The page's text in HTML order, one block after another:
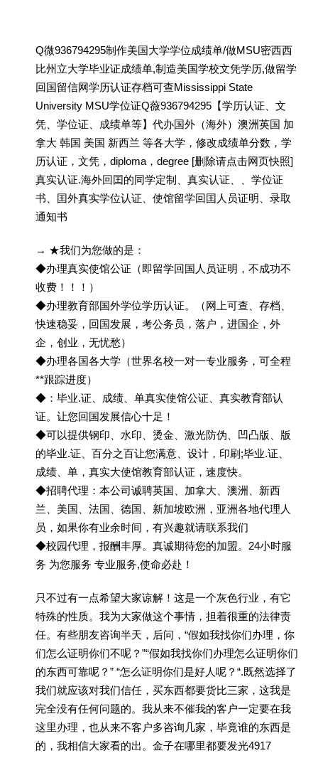
Q微936794295制作美国大学学位成绩单/做MSU密西西
比州立大学毕业证成绩单,制造美国学校文凭学历,做留学
回国留信网学历认证存档可查Mississippi State
University MSU学位证Q薇936794295【学历认证、文
凭、学位证、成绩单等】代办国外（海外）澳洲英国 加
拿大 韩国 美国 新西兰 等各大学，修改成绩单分数，学
历认证，文凭，diploma，degree [删除请点击网页快照]
真实认证.海外回囯的同学定制、真实认证、、学位证
书、囯外真实学位认证、使馆留学回囯人员证明、录取
通知书
→ ★我们为您做的是：
◆办理真实使馆公证（即留学回国人员证明，不成功不
收费！！！）
◆办理教育部国外学位学历认证。（网上可查、存档、
快速稳妥，回国发展，考公务员，落户，进国企，外
企，创业，无忧愁）
◆办理各国各大学（世界名校一对一专业服务，可全程
**跟踪进度）
◆：毕业.证、成绩、单真实使馆公证、真实教育部认
证。让您回国发展信心十足！
◆可以提供钢印、水印、烫金、激光防伪、凹凸版、版
的毕业.证、百分之百让您满意、设计，印刷;毕业.证、
成绩、单，真实大使馆教育部认证，速度快。
◆招聘代理：本公司诚聘英国、加拿大、澳洲、新西
兰、美国、法国、德国、新加坡欧洲，亚洲各地代理人
员，如果你有业余时间，有兴趣就请联系我们
◆校园代理，报酬丰厚。真诚期待您的加盟。24小时服
务 为您服务 专业服务,使命必赴！
只不过有一点希望大家谅解！这是一个灰色行业，有它
特殊的性质。我为大家做这个事情，担着很重的法律责
任。有些朋友咨询半天，后问，“假如我找你们办理，你
们怎么证明你们不呢？”“假如我找你们办理怎么证明你们
的东西可靠呢？” “怎么证明你们是好人呢？“.既然选择了
我们就应该对我们信任，买东西都要货比三家，这我是
完全没有任何问题的。我从来不催我的客户一定要在我
这里办理，也从来不客户多咨询几家，毕竟谁的东西是
的，我相信大家看的出。金子在哪里都要发光4917